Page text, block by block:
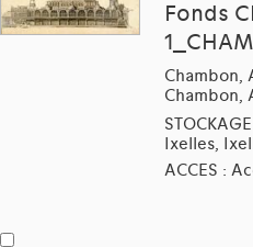
Fonds
Chambon,
Chambon,
Ixelles,
ACCES :